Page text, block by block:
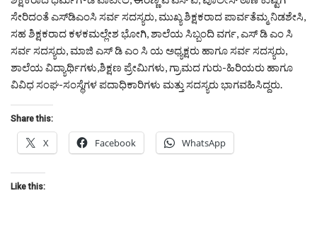
ಸೇರಿದಂತೆ ಎಸ್‌ಡಿಎಂಸಿ ಸರ್ವ ಸದಸ್ಯರು, ಮುಖ್ಯ ಶಿಕ್ಷಕರಾದ ಪಾರ್ವತೆಮ್ಮ ನಿಡಶೇಸಿ,
ಸಹ ಶಿಕ್ಷಕರಾದ ಕಳಕಮಲ್ಲೇಶ ಭೋಗಿ, ಶಾಲೆಯ ಸಿಬ್ಬಂದಿ ವರ್ಗ, ಎಸ್ ಡಿ ಎಂ ಸಿ
ಸರ್ವ ಸದಸ್ಯರು, ಮಾಜಿ ಎಸ್ ಡಿ ಎಂ ಸಿ ಯ ಅಧ್ಯಕ್ಷರು ಹಾಗೂ ಸರ್ವ ಸದಸ್ಯರು,
ಶಾಲೆಯ ವಿದ್ಯಾರ್ಥಿಗಳು,ಶಿಕ್ಷಣ ಪ್ರೇಮಿಗಳು, ಗ್ರಾಮದ ಗುರು-ಹಿರಿಯರು ಹಾಗೂ
ವಿವಿಧ ಸಂಘ-ಸಂಸ್ಥೆಗಳ ಪದಾಧಿಕಾರಿಗಳು ಮತ್ತು ಸದಸ್ಯರು ಭಾಗವಹಿಸಿದ್ದರು.
Share this:
X Facebook WhatsApp
Like this: